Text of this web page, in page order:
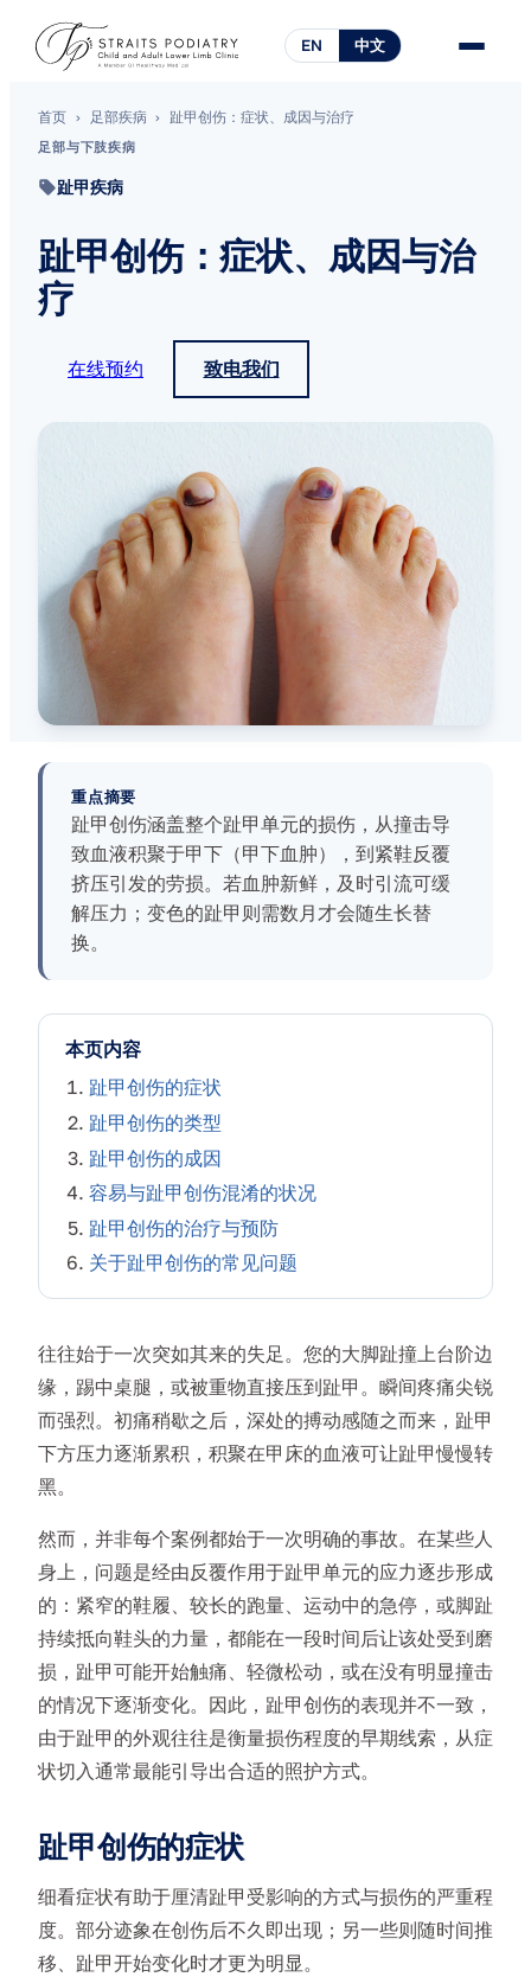
EN 中文
首页 › 足部疾病 ›
趾甲创伤：症状、成因与治疗
足部与下肢疾病
趾甲疾病
趾甲创伤：症状、成因与治
疗
在线预约 致电我们
重点摘要
趾甲创伤涵盖整个趾甲单元的损伤，从撞击导
致血液积聚于甲下（甲下血肿），到紧鞋反覆
挤压引发的劳损。若血肿新鲜，及时引流可缓
解压力；变色的趾甲则需数月才会随生长替
换。
本页内容
趾甲创伤的症状
趾甲创伤的类型
趾甲创伤的成因
容易与趾甲创伤混淆的状况
趾甲创伤的治疗与预防
关于趾甲创伤的常见问题
往往始于一次突如其来的失足。您的大脚趾撞上台阶边
缘，踢中桌腿，或被重物直接压到趾甲。瞬间疼痛尖锐
而强烈。初痛稍歇之后，深处的搏动感随之而来，趾甲
下方压力逐渐累积，积聚在甲床的血液可让趾甲慢慢转
黑。
然而，并非每个案例都始于一次明确的事故。在某些人
身上，问题是经由反覆作用于趾甲单元的应力逐步形成
的：紧窄的鞋履、较长的跑量、运动中的急停，或脚趾
持续抵向鞋头的力量，都能在一段时间后让该处受到磨
损，趾甲可能开始触痛、轻微松动，或在没有明显撞击
的情况下逐渐变化。因此，趾甲创伤的表现并不一致，
由于趾甲的外观往往是衡量损伤程度的早期线索，从症
状切入通常最能引导出合适的照护方式。
趾甲创伤的症状
细看症状有助于厘清趾甲受影响的方式与损伤的严重程
度。部分迹象在创伤后不久即出现；另一些则随时间推
移、趾甲开始变化时才更为明显。